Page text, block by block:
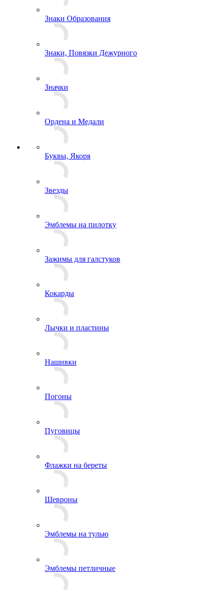
Знаки Классности
Знаки Образования
Знаки, Повязки Дежурного
Значки
Ордена и Медали
Буквы, Якоря
Звезды
Эмблемы на пилотку
Зажимы для галстуков
Кокарды
Лычки и пластины
Нашивки
Погоны
Пуговицы
Флажки на береты
Шевроны
Эмблемы на тулью